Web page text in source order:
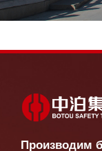
Производим